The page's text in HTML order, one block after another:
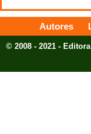
Autores
© 2008 - 2021 -